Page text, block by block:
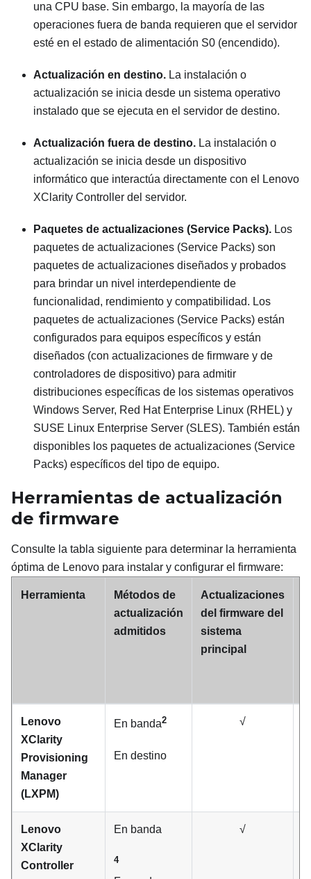
una CPU base. Sin embargo, la mayoría de las
operaciones fuera de banda requieren que el servidor
esté en el estado de alimentación S0 (encendido).
Actualización en destino. La instalación o
actualización se inicia desde un sistema operativo
instalado que se ejecuta en el servidor de destino.
Actualización fuera de destino. La instalación o
actualización se inicia desde un dispositivo
informático que interactúa directamente con el
Lenovo
XClarity Controller del servidor.
Paquetes de actualizaciones (Service Packs). Los
paquetes de actualizaciones (Service Packs) son
paquetes de actualizaciones diseñados y probados
para brindar un nivel interdependiente de
funcionalidad, rendimiento y compatibilidad. Los
paquetes de actualizaciones (Service Packs) están
configurados para equipos específicos y están
diseñados (con actualizaciones de firmware y de
controladores de dispositivo) para admitir
distribuciones específicas de los sistemas operativos
Windows Server, Red Hat Enterprise Linux (RHEL) y
SUSE Linux Enterprise Server (SLES). También están
disponibles los paquetes de actualizaciones (Service
Packs) específicos del tipo de equipo.
Herramientas de actualización
de firmware
Consulte la tabla siguiente para determinar la herramienta
óptima de Lenovo para instalar y configurar el firmware:
Herramienta
Métodos de
actualización
admitidos
Actualizaciones
del firmware del
sistema
principal
Lenovo
XClarity
Provisioning
Manager
(LXPM)
En banda2
En destino
√
Lenovo
XClarity
Controller
En banda
4
√